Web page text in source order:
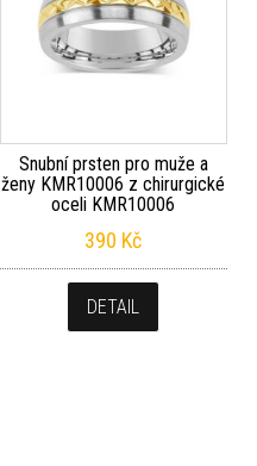
Snubní prsten pro muže a
ženy KMR10006 z chirurgické
oceli KMR10006
390 Kč
DETAIL